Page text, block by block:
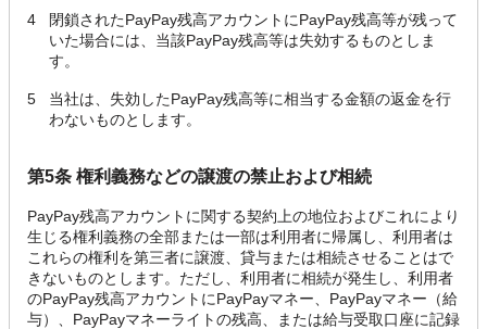
4
閉鎖されたPayPay残高アカウントにPayPay残高等が残って
いた場合には、当該PayPay残高等は失効するものとしま
す。
5
当社は、失効したPayPay残高等に相当する金額の返金を行
わないものとします。
第5条 権利義務などの譲渡の禁止および相続
PayPay残高アカウントに関する契約上の地位およびこれにより
生じる権利義務の全部または一部は利用者に帰属し、利用者は
これらの権利を第三者に譲渡、貸与または相続させることはで
きないものとします。ただし、利用者に相続が発生し、利用者
のPayPay残高アカウントにPayPayマネー、PayPayマネー（給
与）、PayPayマネーライトの残高、または給与受取口座に記録